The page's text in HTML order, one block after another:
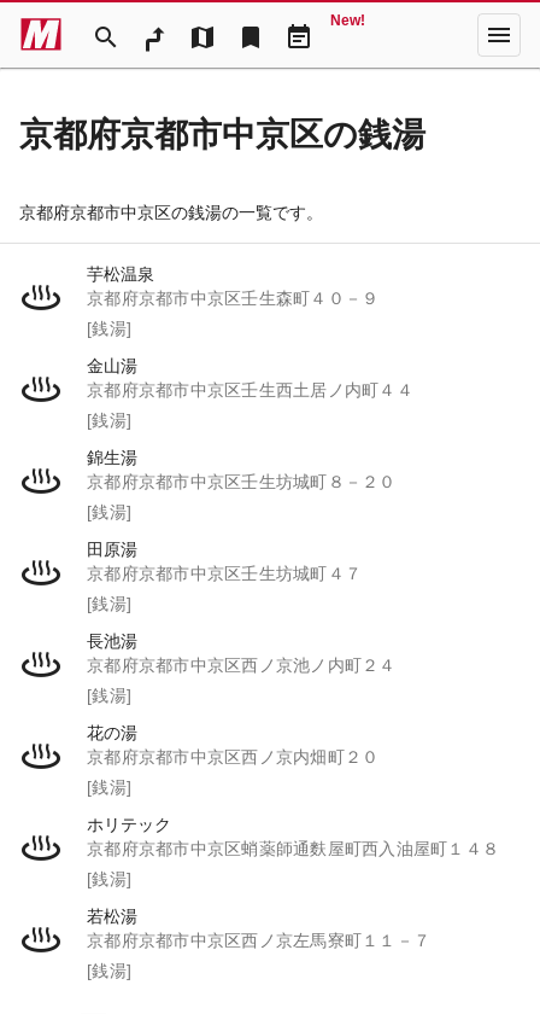
search map bookmark event_note
New! menu
京都府京都市中京区の銭湯
京都府京都市中京区の銭湯の一覧です。
芋松温泉
京都府京都市中京区壬生森町４０－９
[銭湯]
金山湯
京都府京都市中京区壬生西土居ノ内町４４
[銭湯]
錦生湯
京都府京都市中京区壬生坊城町８－２０
[銭湯]
田原湯
京都府京都市中京区壬生坊城町４７
[銭湯]
長池湯
京都府京都市中京区西ノ京池ノ内町２４
[銭湯]
花の湯
京都府京都市中京区西ノ京内畑町２０
[銭湯]
ホリテック
京都府京都市中京区蛸薬師通麩屋町西入油屋町１４８
[銭湯]
若松湯
京都府京都市中京区西ノ京左馬寮町１１－７
[銭湯]